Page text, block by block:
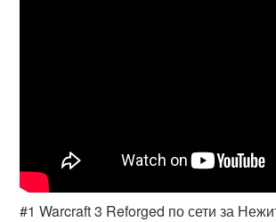
#1 Warcraft 3 Reforged по сети за